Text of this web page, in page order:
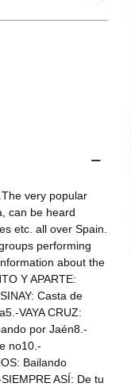
very popular
can be heard
etc. all over Spain.
performing
about the
Y APARTE:
Casta de
VAYA CRUZ:
por Jaén8.-
no10.-
Bailando
ASÍ: De tu